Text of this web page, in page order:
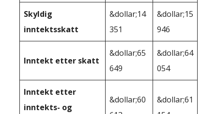
Skyldig
inntektsskatt
&dollar;14
351
&dollar;15
946
Inntekt etter skatt
&dollar;65
649
&dollar;64
054
Inntekt etter
inntekts- og
&dollar;60
&dollar;61